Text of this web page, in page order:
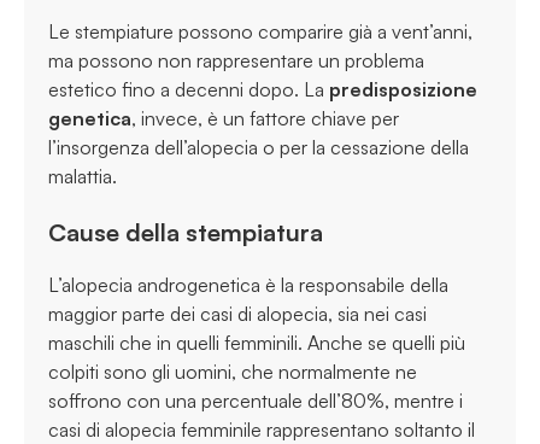
Le stempiature possono comparire già a vent’anni,
ma possono non rappresentare un problema
estetico fino a decenni dopo. La predisposizione
genetica, invece, è un fattore chiave per
l’insorgenza dell’alopecia o per la cessazione della
malattia.
Cause della stempiatura
L’alopecia androgenetica è la responsabile della
maggior parte dei casi di alopecia, sia nei casi
maschili che in quelli femminili. Anche se quelli più
colpiti sono gli uomini, che normalmente ne
soffrono con una percentuale dell’80%, mentre i
casi di alopecia femminile rappresentano soltanto il